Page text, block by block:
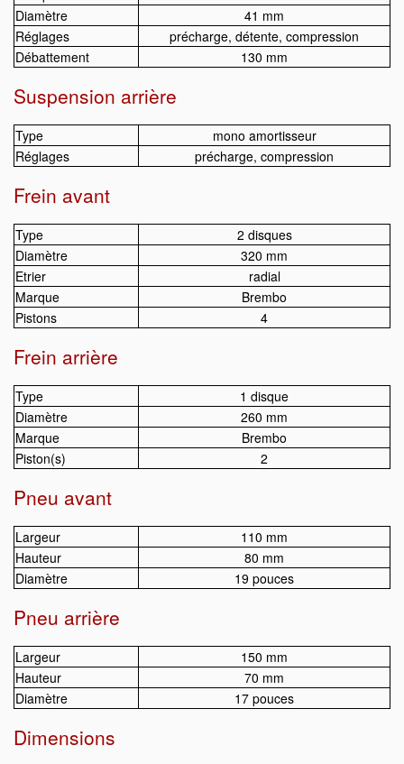
Diamètre
41 mm
Réglages
précharge, détente, compression
Débattement
130 mm
Suspension arrière
Type
mono amortisseur
Réglages
précharge, compression
Frein avant
Type
2 disques
Diamètre
320 mm
Etrier
radial
Marque
Brembo
Pistons
4
Frein arrière
Type
1 disque
Diamètre
260 mm
Marque
Brembo
Piston(s)
2
Pneu avant
Largeur
110 mm
Hauteur
80 mm
Diamètre
19 pouces
Pneu arrière
Largeur
150 mm
Hauteur
70 mm
Diamètre
17 pouces
Dimensions